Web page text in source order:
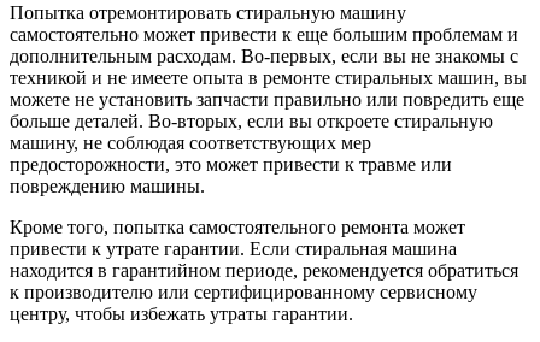
Попытка отремонтировать стиральную машину
самостоятельно может привести к еще большим проблемам и
дополнительным расходам. Во-первых, если вы не знакомы с
техникой и не имеете опыта в ремонте стиральных машин, вы
можете не установить запчасти правильно или повредить еще
больше деталей. Во-вторых, если вы откроете стиральную
машину, не соблюдая соответствующих мер
предосторожности, это может привести к травме или
повреждению машины.
Кроме того, попытка самостоятельного ремонта может
привести к утрате гарантии. Если стиральная машина
находится в гарантийном периоде, рекомендуется обратиться
к производителю или сертифицированному сервисному
центру, чтобы избежать утраты гарантии.